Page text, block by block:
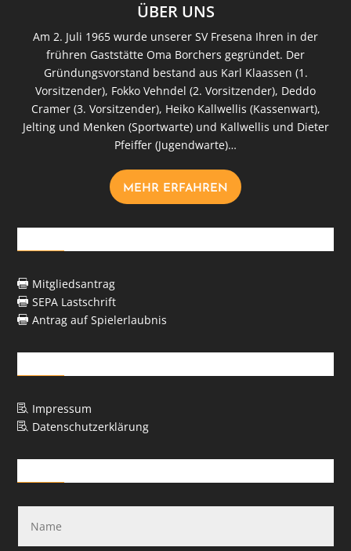
ÜBER UNS
Am 2. Juli 1965 wurde unserer SV Fresena Ihren in der
frühren Gaststätte Oma Borchers gegründet. Der
Gründungsvorstand bestand aus Karl Klaassen (1.
Vorsitzender), Fokko Vehndel (2. Vorsitzender), Deddo
Cramer (3. Vorsitzender), Heiko Kallwellis (Kassenwart),
Jelting und Menken (Sportwarte) und Kallwellis und Dieter
Pfeiffer (Jugendwarte)…
MEHR ERFAHREN
Downloads
 Mitgliedsantrag
 SEPA Lastschrift
 Antrag auf Spielerlaubnis
Rechtliches
 Impressum
 Datenschutzerklärung
Kontakt-Formular